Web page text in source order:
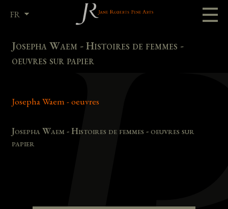
FR
Josepha Waem - Histoires de femmes -
oeuvres sur papier
Josepha Waem - oeuvres
Josepha Waem - Histoires de femmes - oeuvres sur
papier